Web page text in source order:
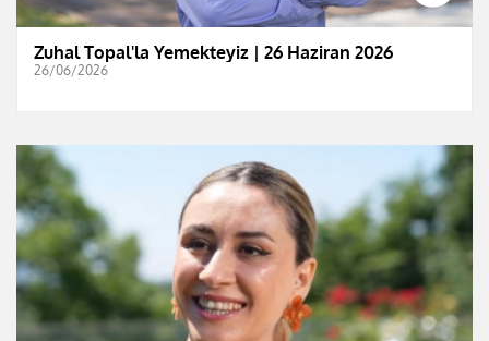
Zuhal Topal'la Yemekteyiz | 26 Haziran 2026
26/06/2026